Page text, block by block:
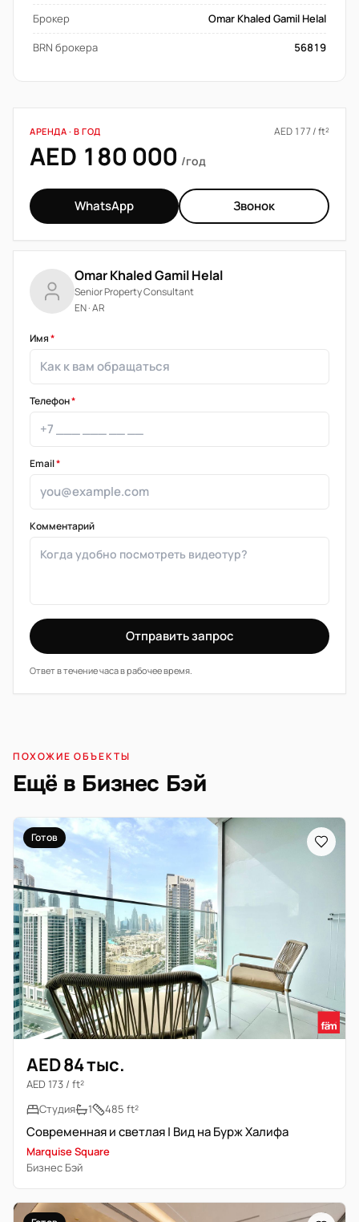
Брокер
Omar Khaled Gamil Helal
BRN брокера
56819
АРЕНДА · В ГОД AED 177 / ft²
AED 180 000 /год
WhatsApp Звонок
Omar Khaled Gamil Helal
Senior Property Consultant
EN · AR
Имя*
Телефон*
Email*
Комментарий
Отправить запрос
Ответ в течение часа в рабочее время.
ПОХОЖИЕ ОБЪЕКТЫ
Ещё в Бизнес Бэй
Готов
AED 84 тыс.
AED 173 / ft²
Студия
1 485 ft²
Современная и светлая | Вид на Бурж Халифа
Marquise Square
Бизнес Бэй